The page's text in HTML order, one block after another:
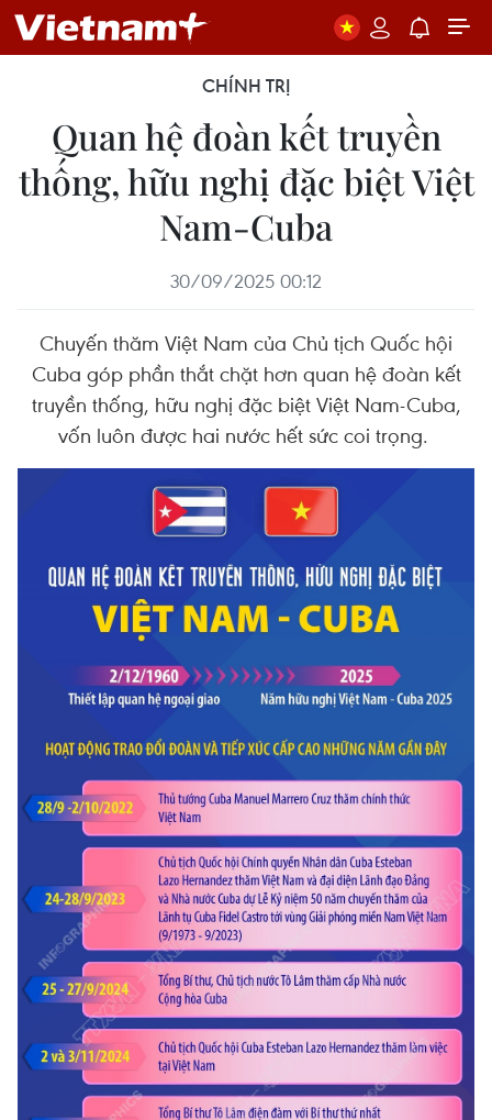
CHÍNH TRỊ
Quan hệ đoàn kết truyền
thống, hữu nghị đặc biệt Việt
Nam-Cuba
30/09/2025 00:12
Chuyến thăm Việt Nam của Chủ tịch Quốc hội
Cuba góp phần thắt chặt hơn quan hệ đoàn kết
truyền thống, hữu nghị đặc biệt Việt Nam-Cuba,
vốn luôn được hai nước hết sức coi trọng.